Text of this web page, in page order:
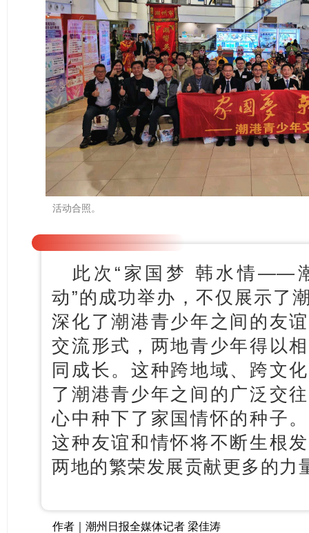
活动合照。
此次“家国梦 韩水情——
动”的成功举办，不仅展示了
深化了潮港青少年之间的友
交流形式，两地青少年得以
同成长。这种跨地域、跨文
了潮港青少年之间的广泛交
心中种下了家国情怀的种子
这种友谊和情怀将不断生根
两地的繁荣发展贡献更多的力
作者｜潮州日报全媒体记者 梁佳涛